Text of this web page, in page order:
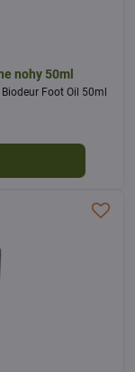
nohy 50ml
Foot Oil 50ml